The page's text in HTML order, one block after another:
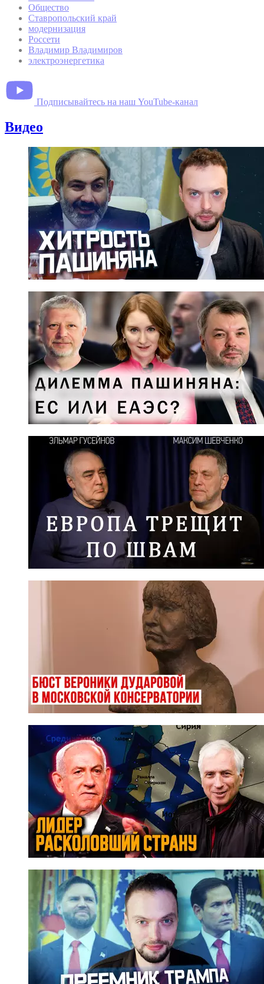
Общество
Ставропольский край
модернизация
Россети
Владимир Владимиров
электроэнергетика
Подписывайтесь на наш YouTube-канал
Видео